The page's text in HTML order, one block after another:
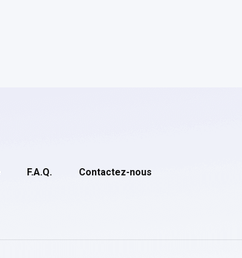
F.A.Q. Contactez-nous